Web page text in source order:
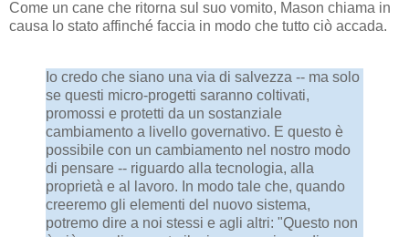
Come un cane che ritorna sul suo vomito, Mason chiama in
causa lo stato affinché faccia in modo che tutto ciò accada.
Io credo che siano una via di salvezza -- ma solo
se questi micro-progetti saranno coltivati,
promossi e protetti da un sostanziale
cambiamento a livello governativo. E questo è
possibile con un cambiamento nel nostro modo
di pensare -- riguardo alla tecnologia, alla
proprietà e al lavoro. In modo tale che, quando
creeremo gli elementi del nuovo sistema,
potremo dire a noi stessi e agli altri: "Questo non